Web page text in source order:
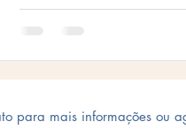
para mais informações ou